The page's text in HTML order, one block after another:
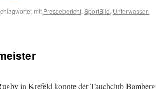
mit Pressebericht, SportBild, Unterwasser-
in Krefeld konnte der Tauchclub Bamberg